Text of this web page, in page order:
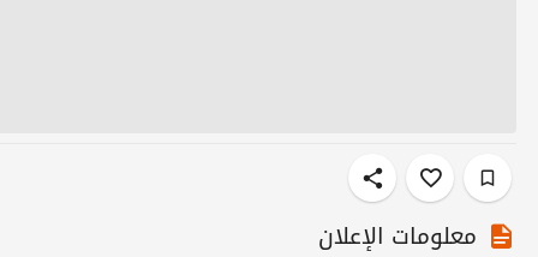
معلومات الإعلان